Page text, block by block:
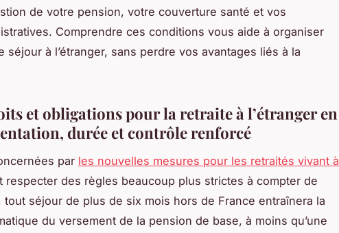
de votre pension, votre couverture santé et vos
Comprendre ces conditions vous aide à organiser
séjour à l’étranger, sans perdre vos avantages liés à la
et obligations pour la retraite à l’étranger en
durée et contrôle renforcé
par les nouvelles mesures pour les retraités vivant à
respecter des règles beaucoup plus strictes à compter de
tout séjour de plus de six mois hors de France entraînera la
du versement de la pension de base, à moins qu’une